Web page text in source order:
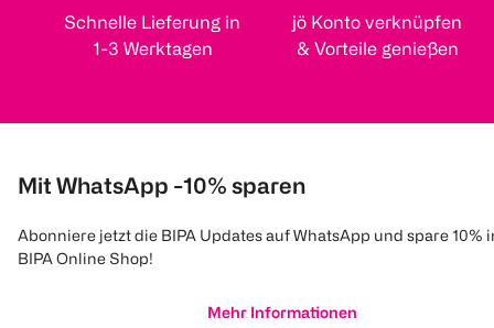
Schnelle Lieferung in
1-3 Werktagen
jö Konto verknüpfen
& Vorteile genießen
Mit WhatsApp -10% sparen
Abonniere jetzt die BIPA Updates auf WhatsApp und spare 10%
BIPA Online Shop!
Mehr Informationen